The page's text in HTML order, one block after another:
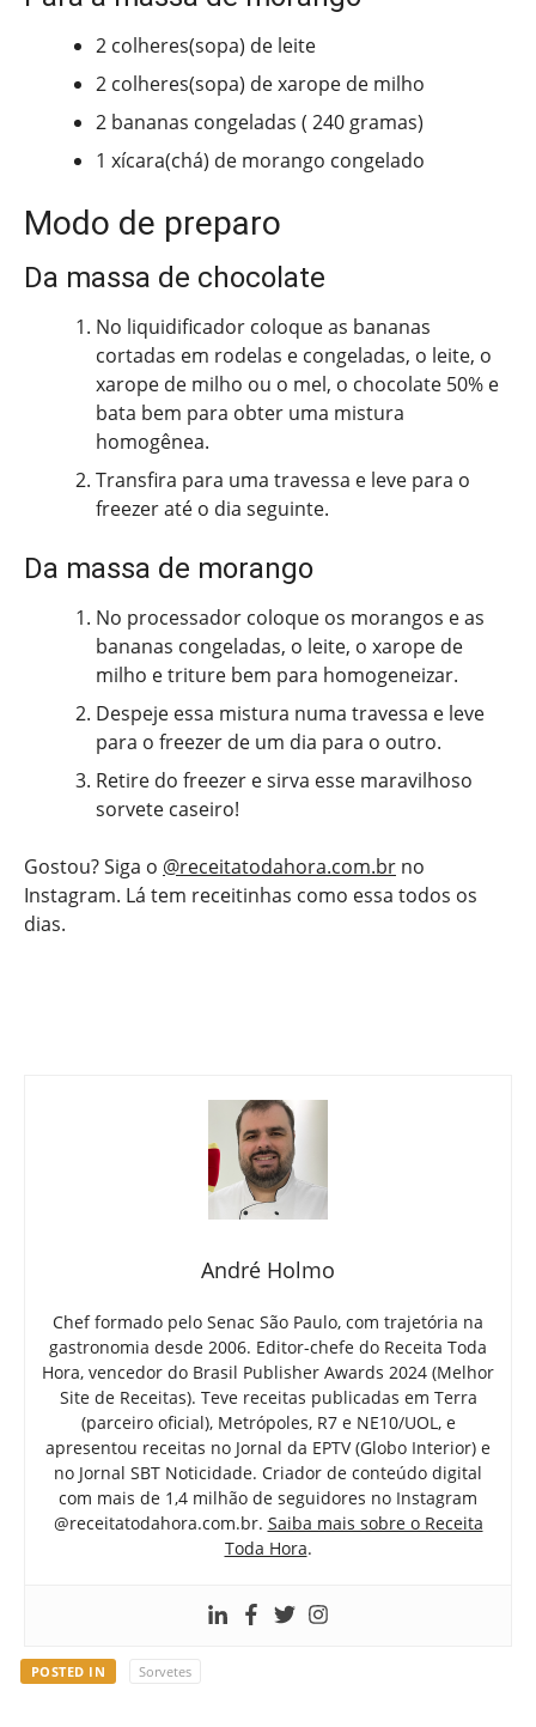
2 colheres(sopa) de leite
2 colheres(sopa) de xarope de milho
2 bananas congeladas ( 240 gramas)
1 xícara(chá) de morango congelado
Modo de preparo
Da massa de chocolate
No liquidificador coloque as bananas
cortadas em rodelas e congeladas, o leite, o
xarope de milho ou o mel, o chocolate 50% e
bata bem para obter uma mistura
homogênea.
Transfira para uma travessa e leve para o
freezer até o dia seguinte.
Da massa de morango
No processador coloque os morangos e as
bananas congeladas, o leite, o xarope de
milho e triture bem para homogeneizar.
Despeje essa mistura numa travessa e leve
para o freezer de um dia para o outro.
Retire do freezer e sirva esse maravilhoso
sorvete caseiro!
Gostou? Siga o @receitatodahora.com.br no
Instagram. Lá tem receitinhas como essa todos os
dias.
André Holmo
Chef formado pelo Senac São Paulo, com trajetória na
gastronomia desde 2006. Editor-chefe do Receita Toda
Hora, vencedor do Brasil Publisher Awards 2024 (Melhor
Site de Receitas). Teve receitas publicadas em Terra
(parceiro oficial), Metrópoles, R7 e NE10/UOL, e
apresentou receitas no Jornal da EPTV (Globo Interior) e
no Jornal SBT Noticidade. Criador de conteúdo digital
com mais de 1,4 milhão de seguidores no Instagram
@receitatodahora.com.br. Saiba mais sobre o Receita
Toda Hora.
POSTED IN Sorvetes